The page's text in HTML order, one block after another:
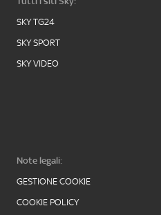
SKY TG24
SKY SPORT
SKY VIDEO
Note legali:
GESTIONE COOKIE
COOKIE POLICY